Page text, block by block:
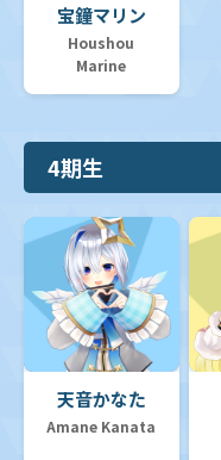
宝鐘マリン
Houshou
Marine
4期生
天音かなた
Amane Kanata